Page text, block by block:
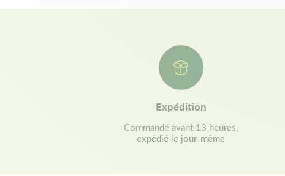
Expédition
Commandé avant 13 heures,
expédié le jour-même